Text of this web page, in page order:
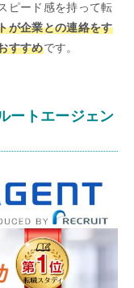
ピード感を持って転
が企業との連絡をす
すすめです。
ートエージェン